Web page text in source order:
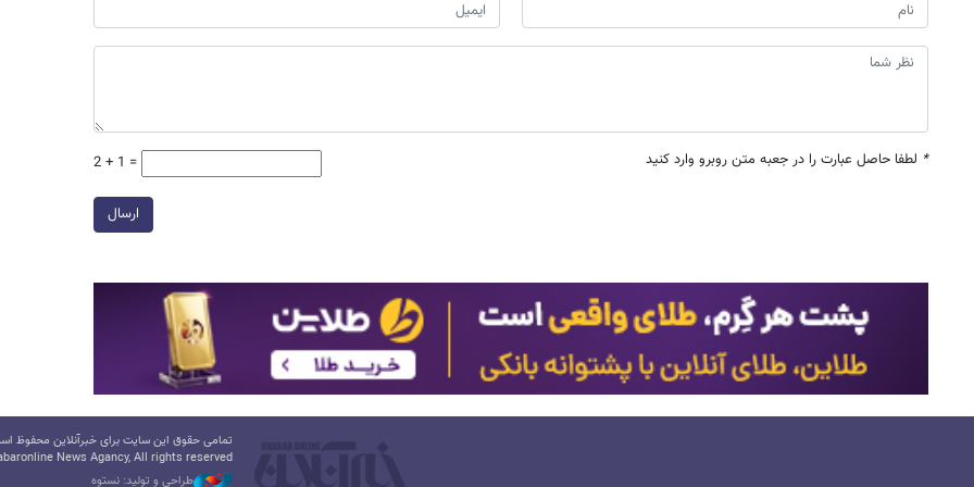
* لطفا حاصل عبارت را در جعبه متن روبرو وارد کنید 2 + 1 =
ارسال
تمامی حقوق این سایت برای خبرآنلاین محفوظ
News Agancy, All rights reserved
طراحی و تولید: نستوه